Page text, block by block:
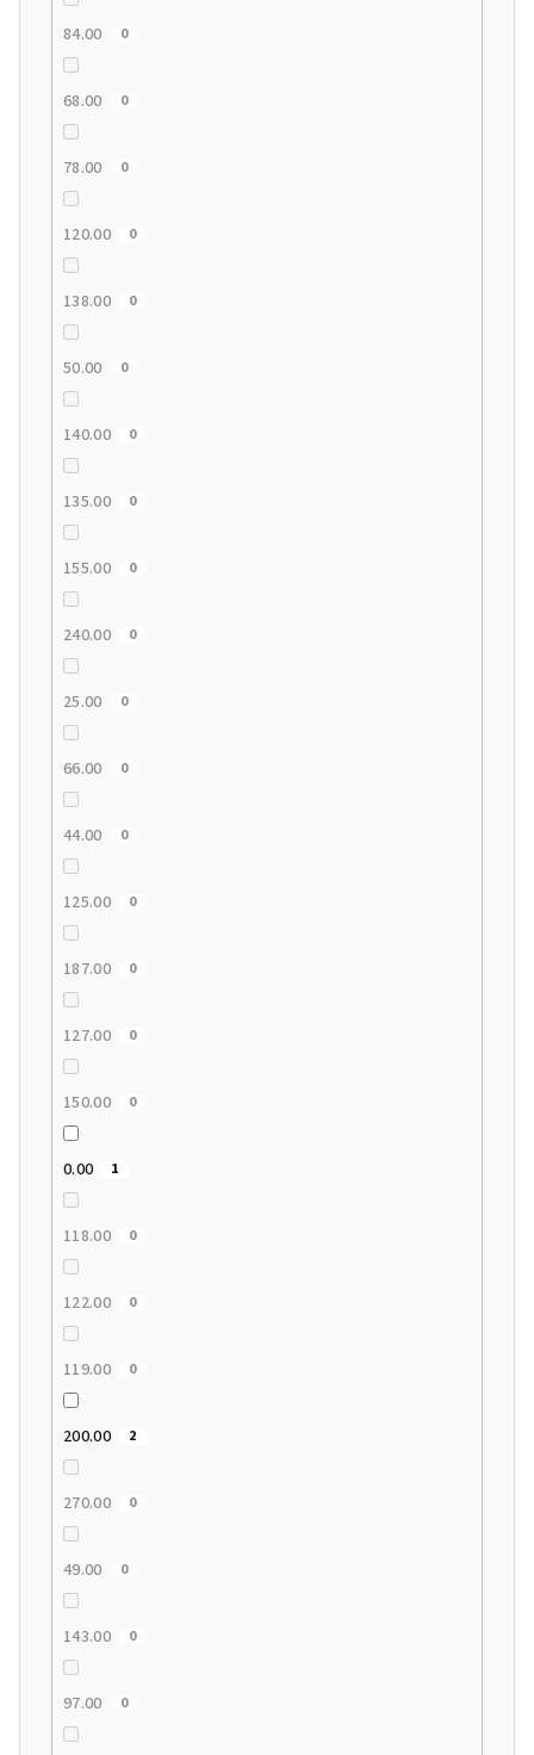
84.00 0
68.00 0
78.00 0
120.00 0
138.00 0
50.00 0
140.00 0
135.00 0
155.00 0
240.00 0
25.00 0
66.00 0
44.00 0
125.00 0
187.00 0
127.00 0
150.00 0
0.00 1
118.00 0
122.00 0
119.00 0
200.00 2
270.00 0
49.00 0
143.00 0
97.00 0